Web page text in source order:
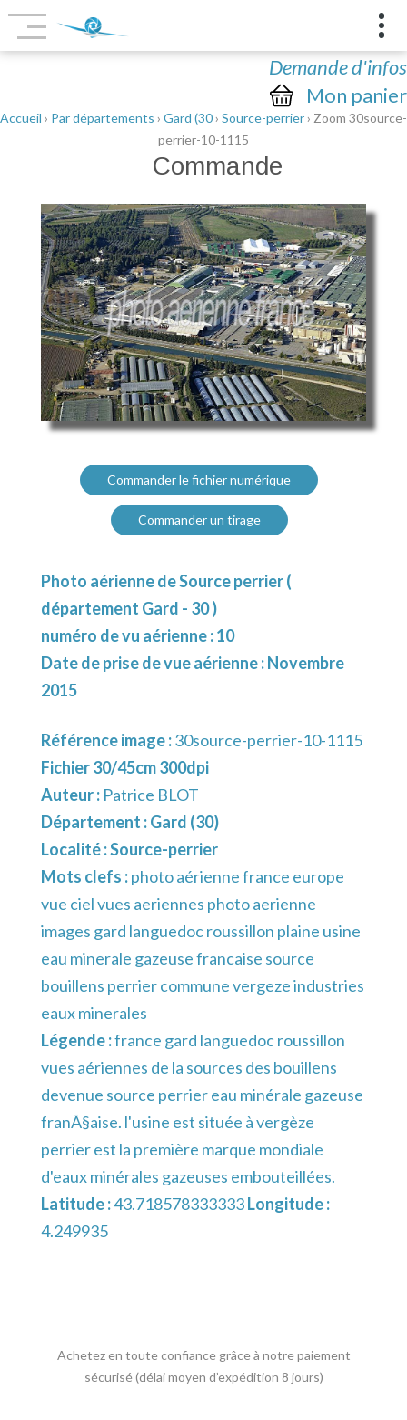
Demande d'infos
Mon panier
Accueil › Par départements › Gard (30› Source-perrier› Zoom 30source-
perrier-10-1115
Commande
Commander le fichier numérique
Commander un tirage
Photo aérienne de Source perrier (
département Gard - 30 )
numéro de vu aérienne : 10
Date de prise de vue aérienne : Novembre
2015
Référence image :30source-perrier-10-1115
Fichier 30/45cm 300dpi
Auteur : Patrice BLOT
Département :Gard (30)
Localité :Source-perrier
Mots clefs :photo aérienne france europe
vue ciel vues aeriennes photo aerienne
images gard languedoc roussillon plaine usine
eau minerale gazeuse francaise source
bouillens perrier commune vergeze industries
eaux minerales
Légende :france gard languedoc roussillon
vues aériennes de la sources des bouillens
devenue source perrier eau minérale gazeuse
franÃ§aise. l'usine est située à vergèze
perrier est la première marque mondiale
d'eaux minérales gazeuses embouteillées.
Latitude :43.718578333333Longitude :
4.249935
Achetez en toute confiance grâce à notre paiement
sécurisé (délai moyen d’expédition 8 jours)